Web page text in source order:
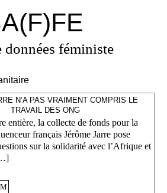
données féministe
N’A PAS VRAIMENT COMPRIS LE
TRAVAIL DES ONG
entière, la collecte de fonds pour la
français Jérôme Jarre pose
sur la solidarité avec l’Afrique et